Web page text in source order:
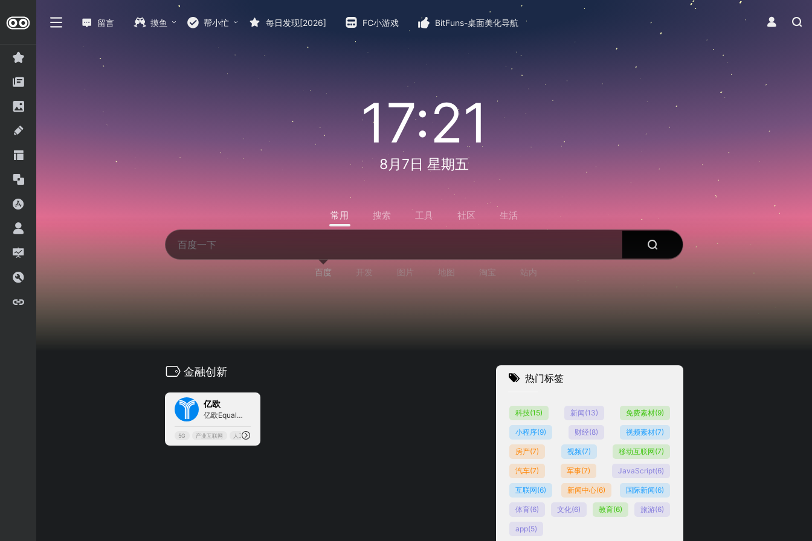
留言 摸鱼 帮小忙 每日发现[2026] FC小游戏 BitFuns-桌面美化导航
17:21
8月7日 星期五
常用 搜索 工具 社区 生活
百度 开发 图片 地图 淘宝 站内
金融创新
亿欧
亿欧EqualOcean是一家专注科...
5G 产业互联网 人工智能
热门标签
科技(15) 新闻(13) 免费素材(9)
小程序(9) 财经(8) 视频素材(7)
房产(7) 视频(7) 移动互联网(7)
汽车(7) 军事(7) JavaScript(6)
互联网(6) 新闻中心(6) 国际新闻(6)
体育(6) 文化(6) 教育(6) 旅游(6)
app(5)